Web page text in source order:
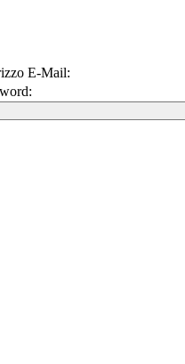
E-Mail: